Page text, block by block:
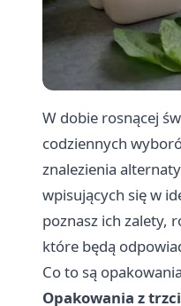
W dobie rosnącej
codziennych
znalezienia
wpisujących się w
poznasz ich zalety,
które będą
Co to są
Opakowania z